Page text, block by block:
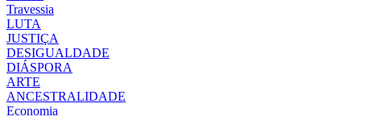
Travessia
LUTA
JUSTIÇA
DESIGUALDADE
DIÁSPORA
ARTE
ANCESTRALIDADE
Economia